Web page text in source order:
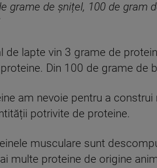
grame de șnițel, 100 de gram
de lapte vin 3 grame de
Din 100 de grame de
am nevoie pentru a
potrivite de proteine.
musculare sunt
multe proteine de origine